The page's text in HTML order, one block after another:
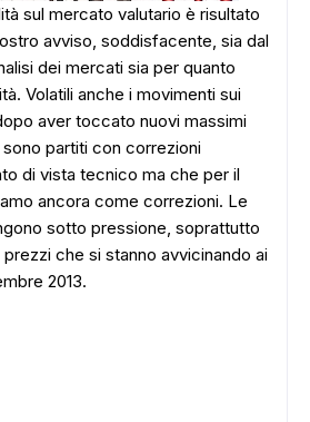
sul mercato valutario è risultato
avviso, soddisfacente, sia dal
dei mercati sia per quanto
Volatili anche i movimenti sui
aver toccato nuovi massimi
partiti con correzioni
di vista tecnico ma che per il
ancora come correzioni. Le
sotto pressione, soprattutto
che si stanno avvicinando ai
2013.